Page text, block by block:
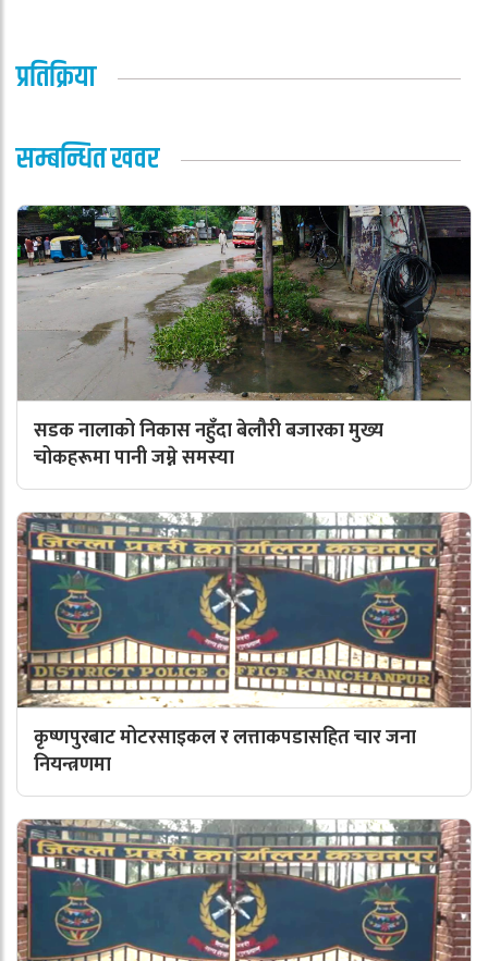
प्रतिक्रिया
सम्बन्धित खवर
सडक नालाको निकास नहुँदा बेलौरी बजारका मुख्य
चोकहरूमा पानी जम्ने समस्या
कृष्णपुरबाट मोटरसाइकल र लत्ताकपडासहित चार जना
नियन्त्रणमा